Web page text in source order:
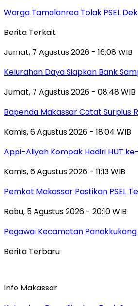
Warga Tamalanrea Tolak PSEL
Berita Terkait
Jumat, 7 Agustus 2026 - 16:08 WIB
Kelurahan Daya Siapkan Bank
Jumat, 7 Agustus 2026 - 08:48 WIB
Bapenda Makassar Catat Surplus
Kamis, 6 Agustus 2026 - 18:04 WIB
Appi-Aliyah Kompak Hadiri HUT
Kamis, 6 Agustus 2026 - 11:13 WIB
Pemkot Makassar Pastikan PSEL
Rabu, 5 Agustus 2026 - 20:10 WIB
Pegawai Kecamatan
Berita Terbaru
Info Makassar